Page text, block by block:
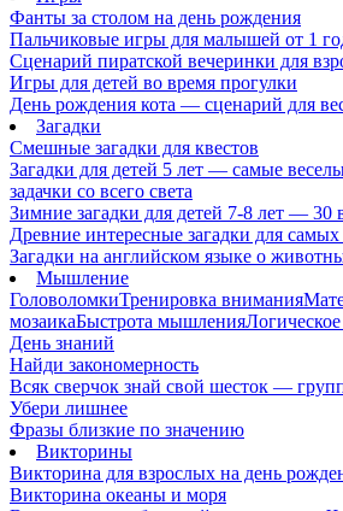
Фанты за столом на день рождения
Пальчиковые игры для малышей от 1
Сценарий пиратской вечеринки для
Игры для детей во время прогулки
День рождения кота — сценарий для
Загадки
Смешные загадки для квестов
Загадки для детей 5 лет — самые
задачки со всего света
Зимние загадки для детей 7-8 лет — 30
Древние интересные загадки для
Загадки на английском языке о
Мышление
ГоловоломкиТренировка внимания
мозаикаБыстрота мышления
День знаний
Найди закономерность
Всяк сверчок знай свой шесток —
Убери лишнее
Фразы близкие по значению
Викторины
Викторина для взрослых на день
Викторина океаны и моря